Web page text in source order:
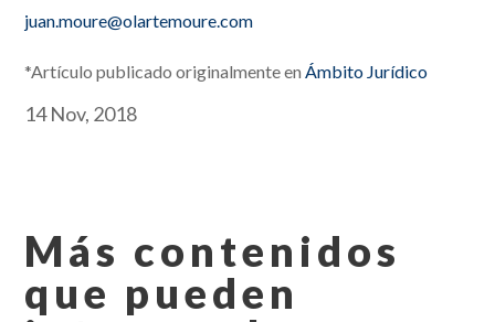
juan.moure@olartemoure.com
*Artículo publicado originalmente enÁmbito Jurídico
14 Nov, 2018
Más contenidos
que pueden